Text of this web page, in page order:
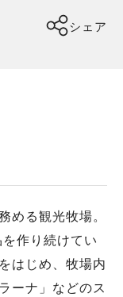
シェア
める観光牧場。
作り続けてい
はじめ、牧場内
ーナ」などのス